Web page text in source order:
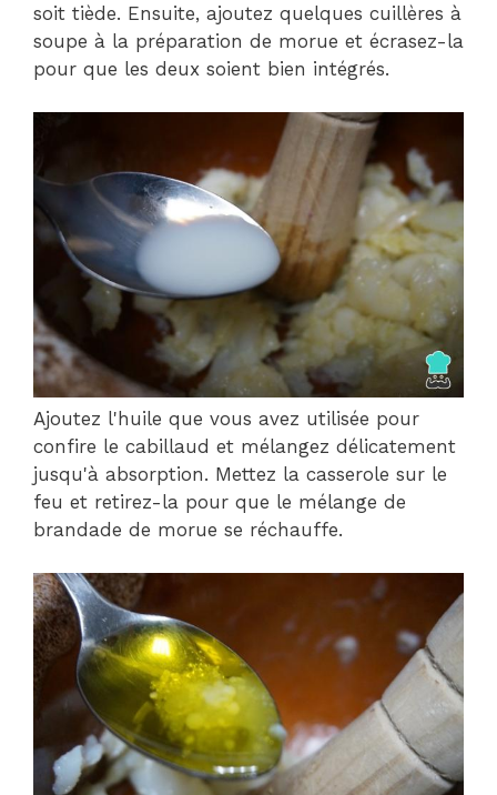
soit tiède. Ensuite, ajoutez quelques cuillères à
soupe à la préparation de morue et écrasez-la
pour que les deux soient bien intégrés.
Ajoutez l'huile que vous avez utilisée pour
confire le cabillaud et mélangez délicatement
jusqu'à absorption. Mettez la casserole sur le
feu et retirez-la pour que le mélange de
brandade de morue se réchauffe.